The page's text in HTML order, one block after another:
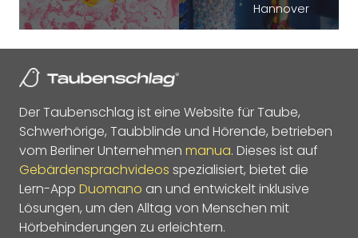
Hannover
Der Taubenschlag ist eine Website für Taube,
Schwerhörige, Taubblinde und Hörende, betrieben
vom Berliner Unternehmen manua. Dieses ist auf
Gebärdensprachvideos spezialisiert, bietet die
Lern-App Duomano an und entwickelt inklusive
Lösungen, um den Alltag von Menschen mit
Hörbehinderungen zu erleichtern.